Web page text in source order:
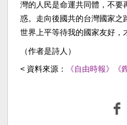
灣的人民是命運共同體，不要
惑。走向後國共的台灣國家之
世界上平等待我的國家友好，
（作者是詩人）
< 資料來源： 《自由時報》《